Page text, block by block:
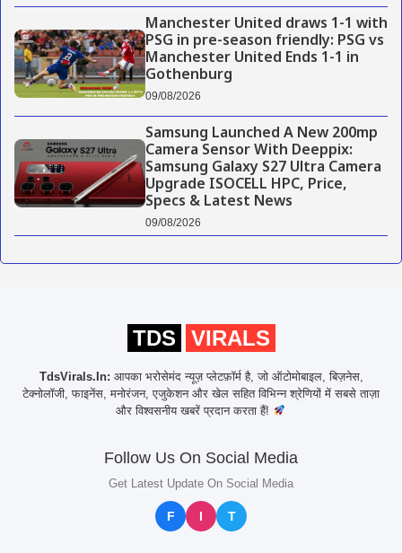
Manchester United draws 1-1 with
PSG in pre-season friendly: PSG vs
Manchester United Ends 1-1 in
Gothenburg
09/08/2026
Samsung Launched A New 200mp
Camera Sensor With Deeppix:
Samsung Galaxy S27 Ultra Camera
Upgrade ISOCELL HPC, Price,
Specs & Latest News
09/08/2026
TDS VIRALS
TdsVirals.In: आपका भरोसेमंद न्यूज़ प्लेटफ़ॉर्म है, जो ऑटोमोबाइल, बिज़नेस,
टेक्नोलॉजी, फाइनेंस, मनोरंजन, एजुकेशन और खेल सहित विभिन्न श्रेणियों में सबसे ताज़ा
और विश्वसनीय खबरें प्रदान करता हैं!
Follow Us On Social Media
Get Latest Update On Social Media
F I T